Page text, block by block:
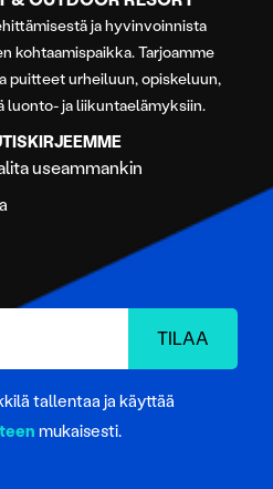
ja hyvinvoinnista
kohtaamispaikka. Tarjoamme
puitteet urheiluun, opiskeluun,
luonto- ja liikuntaelämyksiin.
useammankin
tallentaa ja käyttää
mukaisesti.